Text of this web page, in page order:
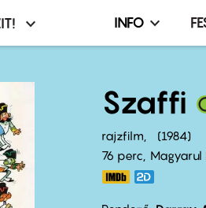
Infó,
menü
INFO
Szaffi
rajzfilm
1984
76 perc,
Magyarul